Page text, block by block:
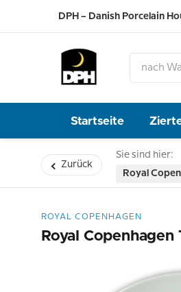
DPH – Danish Porcelain
Startseite
Zurück
Sie sind hier:
Royal
ROYAL COPENHAGEN
Royal